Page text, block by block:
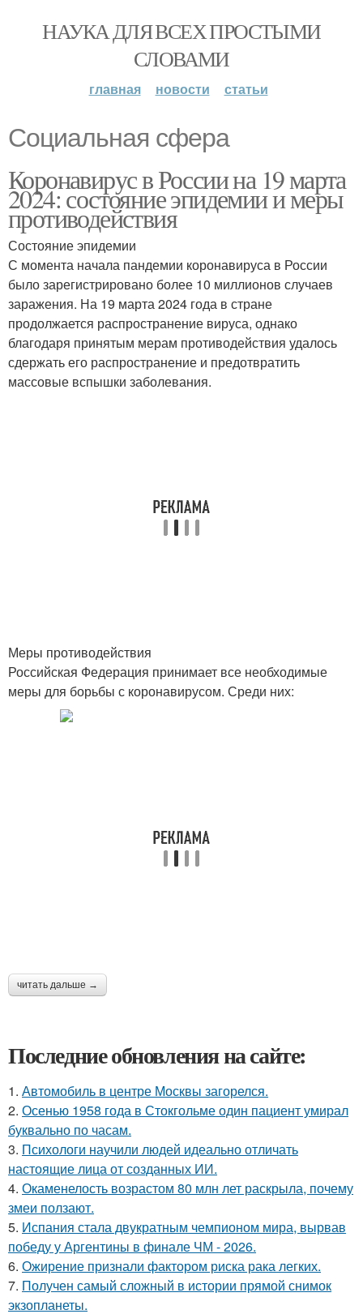
НАУКА ДЛЯ ВСЕХ ПРОСТЫМИ
СЛОВАМИ
главная новости статьи
Социальная сфера
Коронавирус в России на 19 марта
2024: состояние эпидемии и меры
противодействия
Состояние эпидемии
С момента начала пандемии коронавируса в России
было зарегистрировано более 10 миллионов случаев
заражения. На 19 марта 2024 года в стране
продолжается распространение вируса, однако
благодаря принятым мерам противодействия удалось
сдержать его распространение и предотвратить
массовые вспышки заболевания.
Меры противодействия
Российская Федерация принимает все необходимые
меры для борьбы с коронавирусом. Среди них:
читать дальше →
Последние обновления на сайте:
1. Автомобиль в центре Москвы загорелся.
2. Осенью 1958 года в Стокгольме один пациент умирал
буквально по часам.
3. Психологи научили людей идеально отличать
настоящие лица от созданных ИИ.
4. Окаменелость возрастом 80 млн лет раскрыла, почему
змеи ползают.
5. Испания стала двукратным чемпионом мира, вырвав
победу у Аргентины в финале ЧМ - 2026.
6. Ожирение признали фактором риска рака легких.
7. Получен самый сложный в истории прямой снимок
экзопланеты.